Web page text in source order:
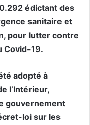
édictant des
sanitaire et
pour lutter contre
Covid-19.
adopté à
l’Intérieur,
gouvernement
loi sur les